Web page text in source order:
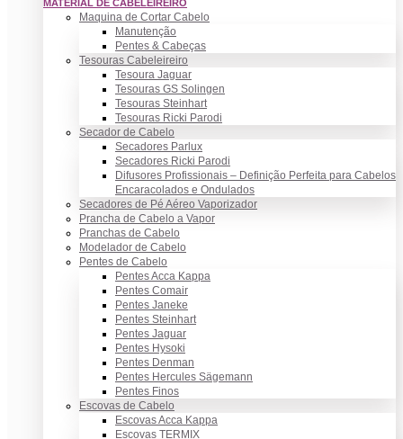
MATERIAL DE CABELEIREIRO
Maquina de Cortar Cabelo
Manutenção
Pentes & Cabeças
Tesouras Cabeleireiro
Tesoura Jaguar
Tesouras GS Solingen
Tesouras Steinhart
Tesouras Ricki Parodi
Secador de Cabelo
Secadores Parlux
Secadores Ricki Parodi
Difusores Profissionais – Definição Perfeita para Cabelos
Encaracolados e Ondulados
Secadores de Pé Aéreo Vaporizador
Prancha de Cabelo a Vapor
Pranchas de Cabelo
Modelador de Cabelo
Pentes de Cabelo
Pentes Acca Kappa
Pentes Comair
Pentes Janeke
Pentes Steinhart
Pentes Jaguar
Pentes Hysoki
Pentes Denman
Pentes Hercules Sägemann
Pentes Finos
Escovas de Cabelo
Escovas Acca Kappa
Escovas TERMIX